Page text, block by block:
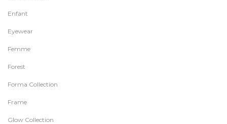
Enfant
Eyewear
Femme
Forest
Forma Collection
Frame
Glow Collection